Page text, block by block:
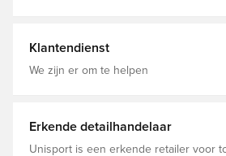
Klantendienst
We zijn er om te helpen
Erkende detailhandelaar
Unisport is een erkende retailer voor